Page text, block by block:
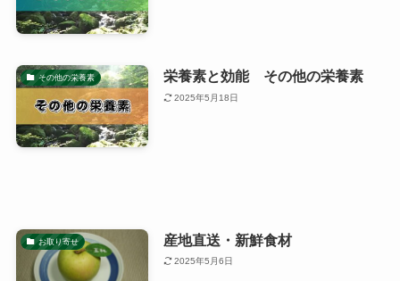
その他の栄養素 栄養素と効能 その他の栄養素
2025年5月18日
お取り寄せ 産地直送・新鮮食材
2025年5月6日